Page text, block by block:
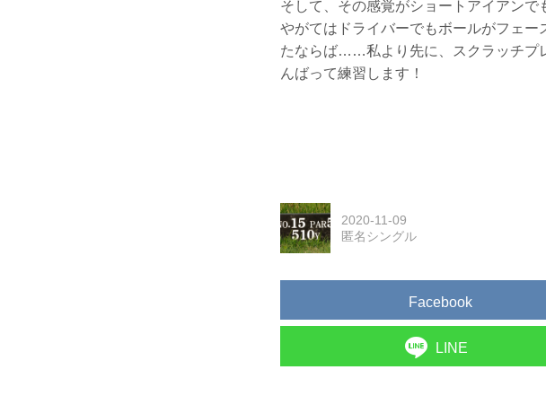
そして、その感覚がショートアイアン
やがてはドライバーでもボールがフェ
たならば……私より先に、スクラッチプ
んばって練習します！
2020-11-09
匿名シングル
Facebook
LINE